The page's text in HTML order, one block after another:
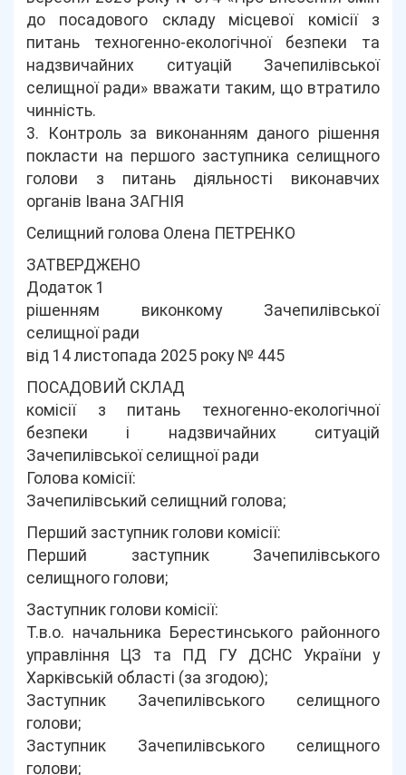
до посадового складу місцевої комісії з
питань техногенно-екологічної безпеки та
надзвичайних ситуацій Зачепилівської
селищної ради» вважати таким, що втратило
чинність.
3. Контроль за виконанням даного рішення
покласти на першого заступника селищного
голови з питань діяльності виконавчих
органів Івана ЗАГНІЯ
Селищний голова Олена ПЕТРЕНКО
ЗАТВЕРДЖЕНО
Додаток 1
рішенням виконкому Зачепилівської
селищної ради
від 14 листопада 2025 року № 445
ПОСАДОВИЙ СКЛАД
комісії з питань техногенно-екологічної
безпеки і надзвичайних ситуацій
Зачепилівської селищної ради
Голова комісії:
Зачепилівський селищний голова;
Перший заступник голови комісії:
Перший заступник Зачепилівського
селищного голови;
Заступник голови комісії:
Т.в.о. начальника Берестинського районного
управління ЦЗ та ПД ГУ ДСНС України у
Харківській області (за згодою);
Заступник Зачепилівського селищного
голови;
Заступник Зачепилівського селищного
голови;